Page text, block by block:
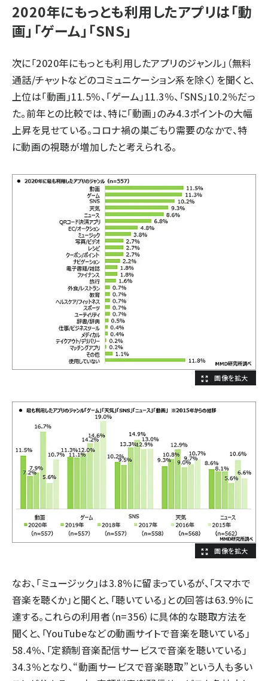
2020年にもっとも利用したアプリは「動
画」「ゲーム」「SNS」
次に「2020年にもっとも利用したアプリのジャンル」（無料
通話/チャットなどのコミュニケーション系を除く）を聞くと、
上位は「動画」11.5％、「ゲーム」11.3％、「SNS」10.2％だっ
た。前年との比較では、特に「動画」のみ4.3ポイントの大幅
上昇を見せている。コロナ禍の巣ごもり需要のなかで、特
に動画の視聴が増加したと考えられる。
なお、「ミュージック」は3.8％に留まっているが、「スマホで
音楽を聴くか」と聞くと、「聴いている」との回答は63.9％に
達する。これらの利用者（n=356）に具体的な聴取方法を
聞くと、「YouTubeなどの動画サイトで音楽を聴いている」
58.4％、「定額制音楽配信サービスで音楽を聴いている」
34.3％となり、“動画サービスで音楽聴取”という人も多い